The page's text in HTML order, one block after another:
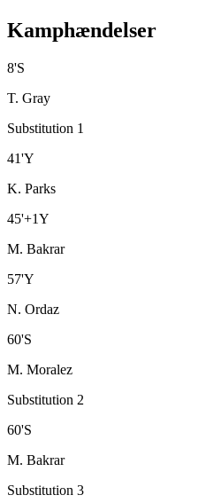
Kamphændelser
8'S
T. Gray
Substitution 1
41'Y
K. Parks
45'+1Y
M. Bakrar
57'Y
N. Ordaz
60'S
M. Moralez
Substitution 2
60'S
M. Bakrar
Substitution 3